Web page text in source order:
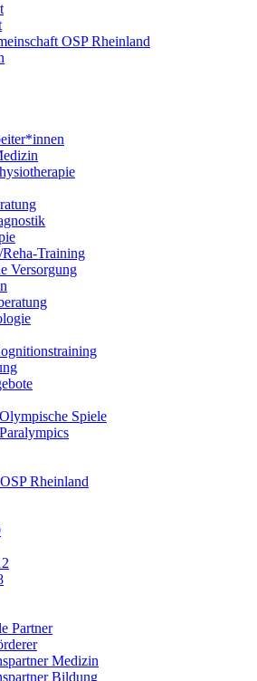
OSP Rheinland
Training
Versorgung
Spiele
Rheinland
Partner
Medizin
Bildung